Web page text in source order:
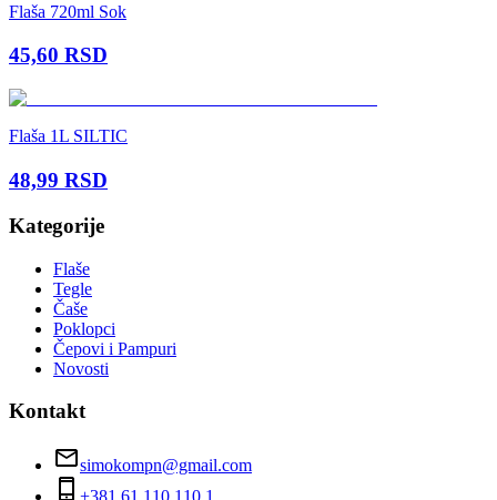
Flaša 720ml Sok
45,60 RSD
Flaša 1L SILTIC
48,99 RSD
Kategorije
Flaše
Tegle
Čaše
Poklopci
Čepovi i Pampuri
Novosti
Kontakt
simokompn@gmail.com
+381 61 110 110 1